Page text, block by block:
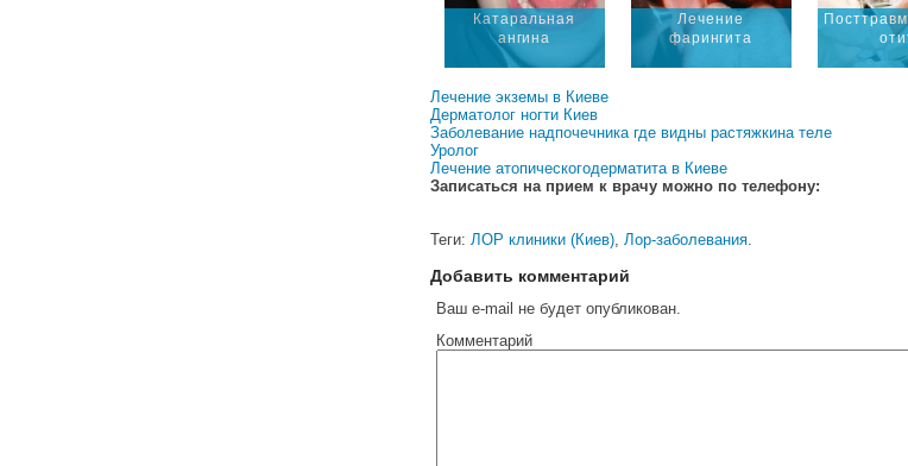
Катаральная
ангина
Лечение
фарингита
Лечение экземы в Киеве
Дерматолог ногти Киев
Заболевание надпочечника где видны растяжкина теле
Уролог
Лечение атопическогодерматита в Киеве
Записаться на прием к врачу можно по телефону:
Теги: ЛОР клиники (Киев), Лор-заболевания.
Добавить комментарий
Ваш e-mail не будет опубликован.
Комментарий